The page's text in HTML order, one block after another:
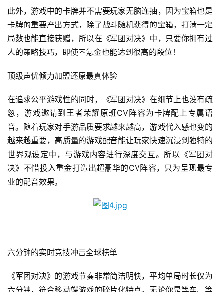
首
页
游
茶
创
游
戏
业
界
手
机
游
此外，游戏中的卡牌并不需要玩家无脑连抽，因为宝箱也是
卡牌的重要产出方式，除了战斗随机获得的宝箱，打满一定
局数也能直接获赠，所以在《军团对决》中，只要你拥有过
人的策略技巧，即使不氪金也能达到很高的段位！
顶级声优倾力加盟还原最真体验
在追求公平游戏性的同时，《军团对决》在细节上也没有疏
忽，游戏邀请到王者荣耀原班CV阵容为卡牌配上专属语
音。随着玩家对手游品质要求越来越高，游戏代入感也变的
越来越重要，高质量的游戏配音能让玩家快速沉浸到独特的
世界观设定中，与游戏内容进行深度交互。所以《军团对
决》不惜投入重金打造出超豪华的CV阵容，只为呈现最专
业的配音效果。
六分钟的实时竞技冲击全球榜单
《军团对决》的游戏节奏非常简洁明快，平均单局时长仅为
六分钟，符合移动端游戏的碎片化特点。无论你是等车、等